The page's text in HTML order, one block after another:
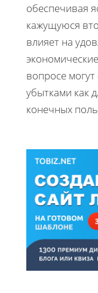
обеспечивая
кажущуюся
влияет на
вопросе
убытками как
конечных